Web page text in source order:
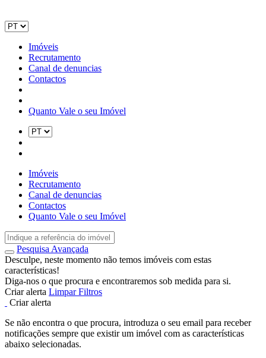
Imóveis
Recrutamento
Canal de denuncias
Contactos
Quanto Vale o seu Imóvel
Imóveis
Recrutamento
Canal de denuncias
Contactos
Quanto Vale o seu Imóvel
Pesquisa Avançada
Desculpe, neste momento não temos imóveis com estas
características!
Diga-nos o que procura e encontraremos sob medida para si.
Criar alerta Limpar Filtros
Criar alerta
Se não encontra o que procura, introduza o seu email para receber
notificações sempre que existir um imóvel com as características
abaixo selecionadas.